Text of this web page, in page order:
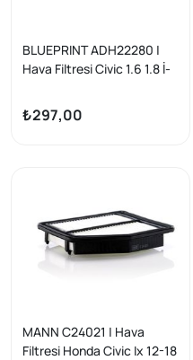
BLUEPRINT ADH22280 |
Hava Filtresi Civic 1.6 1.8 İ-
₺297,00
MANN C24021 | Hava
Filtresi Honda Civic Ix 12-18